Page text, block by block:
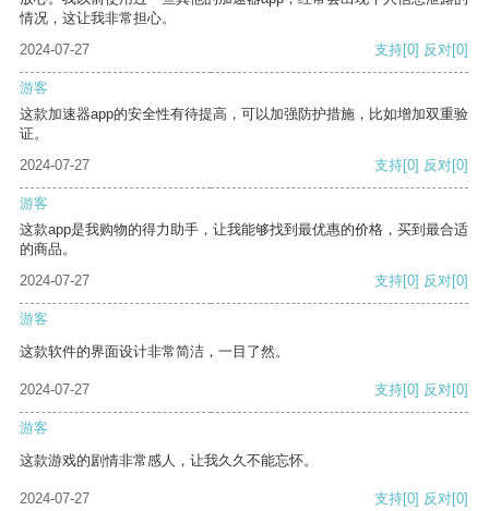
情况，这让我非常担心。
2024-07-27
支持[0] 反对[0]
游客
这款加速器app的安全性有待提高，可以加强防护措施，比如增加双重验
证。
2024-07-27
支持[0] 反对[0]
游客
这款app是我购物的得力助手，让我能够找到最优惠的价格，买到最合适
的商品。
2024-07-27
支持[0] 反对[0]
游客
这款软件的界面设计非常简洁，一目了然。
2024-07-27 支持[0] 反对[0]
游客
这款游戏的剧情非常感人，让我久久不能忘怀。
2024-07-27 支持[0] 反对[0]